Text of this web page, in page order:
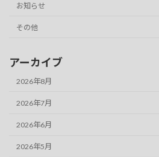
お知らせ
その他
アーカイブ
2026年8月
2026年7月
2026年6月
2026年5月